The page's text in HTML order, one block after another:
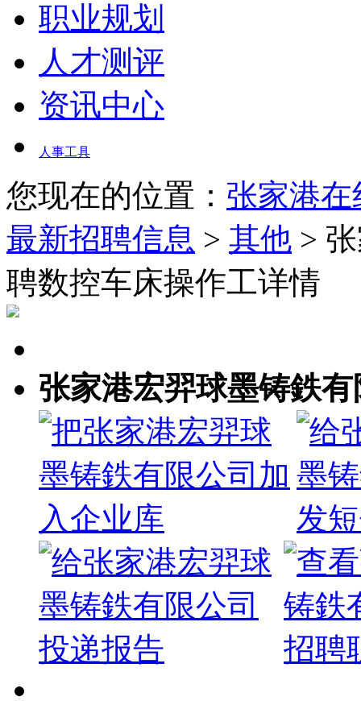
职业规划
人才测评
资讯中心
人事工具
您现在的位置： 张家港
最新招聘信息 > 其他 >
聘数控车床操作工详情
张家港宏羿球墨铸鉄